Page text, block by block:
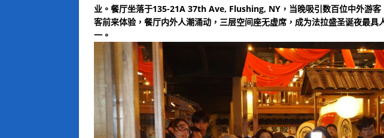
业。餐厅坐落于135-21A 37th Ave, Flushing, NY，当晚吸引数百位中外游客
客前来体验，餐厅内外人潮涌动，三层空间座无虚席，成为法拉盛圣诞夜最具
一。